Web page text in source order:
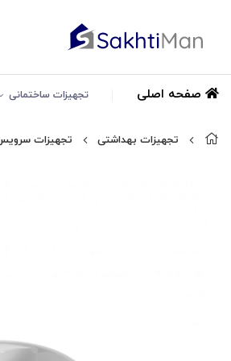
صفحه اصلی تجهیزات ساختمانی
تجهیزات بهداشتی تجهیزات